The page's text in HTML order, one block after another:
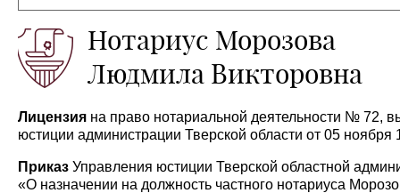
Нотариус Морозова
Людмила Викторовна
Лицензия на право нотариальной деятельности № 72,
юстиции администрации Тверской области от 05 ноября
Приказ Управления юстиции Тверской областной
«О назначении на должность частного нотариуса